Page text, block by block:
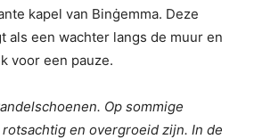
kapel van Binġemma. Deze
als een wachter langs de muur en
voor een pauze.
Op sommige
en overgroeid zijn. In de